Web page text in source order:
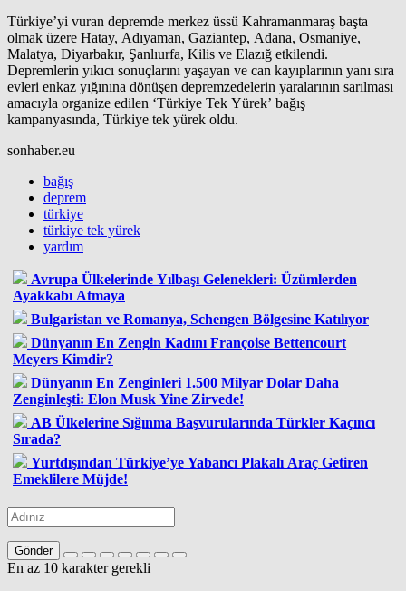
Türkiye’yi vuran depremde merkez üssü Kahramanmaraş başta
olmak üzere Hatay, Adıyaman, Gaziantep, Adana, Osmaniye,
Malatya, Diyarbakır, Şanlıurfa, Kilis ve Elazığ etkilendi.
Depremlerin yıkıcı sonuçlarını yaşayan ve can kayıplarının yanı sıra
evleri enkaz yığınına dönüşen depremzedelerin yaralarının sarılması
amacıyla organize edilen ‘Türkiye Tek Yürek’ bağış
kampanyasında, Türkiye tek yürek oldu.
sonhaber.eu
bağış
deprem
türkiye
türkiye tek yürek
yardım
Avrupa Ülkelerinde Yılbaşı Gelenekleri: Üzümlerden
Ayakkabı Atmaya
Bulgaristan ve Romanya, Schengen Bölgesine Katılıyor
Dünyanın En Zengin Kadını Françoise Bettencourt
Meyers Kimdir?
Dünyanın En Zenginleri 1.500 Milyar Dolar Daha
Zenginleşti: Elon Musk Yine Zirvede!
AB Ülkelerine Sığınma Başvurularında Türkler Kaçıncı
Sırada?
Yurtdışından Türkiye’ye Yabancı Plakalı Araç Getiren
Emeklilere Müjde!
Gönder
En az 10 karakter gerekli